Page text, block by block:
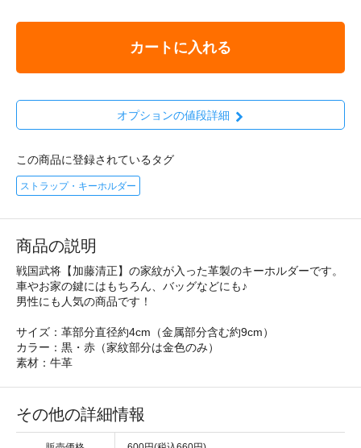
カートに入れる
オプションの値段詳細
この商品に登録されているタグ
ストラップ・キーホルダー
商品の説明
戦国武将【加藤清正】の家紋が入った革製のキーホルダーです。
車やお家の鍵にはもちろん、バッグなどにも♪
男性にも人気の商品です！
サイズ：革部分直径約4cm（金属部分含む約9cm）
カラー：黒・赤（家紋部分は金色のみ）
素材：牛革
その他の詳細情報